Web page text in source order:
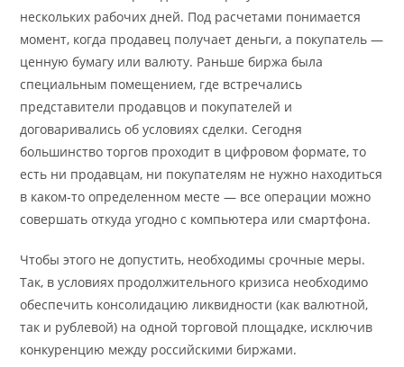
нескольких рабочих дней. Под расчетами понимается
момент, когда продавец получает деньги, а покупатель —
ценную бумагу или валюту. Раньше биржа была
специальным помещением, где встречались
представители продавцов и покупателей и
договаривались об условиях сделки. Сегодня
большинство торгов проходит в цифровом формате, то
есть ни продавцам, ни покупателям не нужно находиться
в каком-то определенном месте — все операции можно
совершать откуда угодно с компьютера или смартфона.
Чтобы этого не допустить, необходимы срочные меры.
Так, в условиях продолжительного кризиса необходимо
обеспечить консолидацию ликвидности (как валютной,
так и рублевой) на одной торговой площадке, исключив
конкуренцию между российскими биржами.